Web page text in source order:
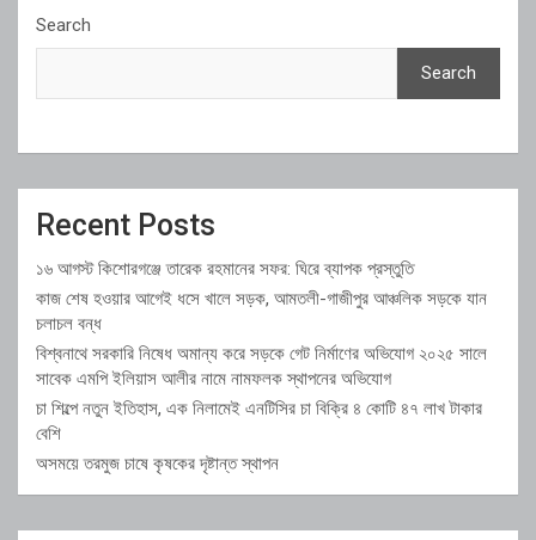
Search
Search
Recent Posts
১৬ আগস্ট কিশোরগঞ্জে তারেক রহমানের সফর: ঘিরে ব্যাপক প্রস্তুতি
কাজ শেষ হওয়ার আগেই ধসে খালে সড়ক, আমতলী-গাজীপুর আঞ্চলিক সড়কে যান
চলাচল বন্ধ
বিশ্বনাথে সরকারি নিষেধ অমান্য করে সড়কে গেট নির্মাণের অভিযোগ ২০২৫ সালে
সাবেক এমপি ইলিয়াস আলীর নামে নামফলক স্থাপনের অভিযোগ
চা শিল্পে নতুন ইতিহাস, এক নিলামেই এনটিসির চা বিক্রি ৪ কোটি ৪৭ লাখ টাকার
বেশি
অসময়ে তরমুজ চাষে কৃষকের দৃষ্টান্ত স্থাপন